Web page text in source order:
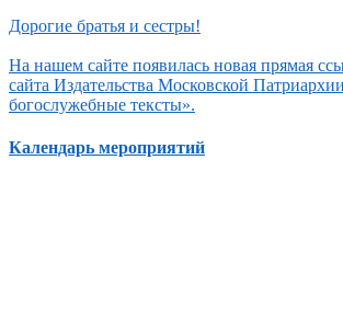
Дорогие братья и сестры!
На нашем сайте появилась новая прямая
сайта Издательства Московской
богослужебные тексты».
Календарь мероприятий